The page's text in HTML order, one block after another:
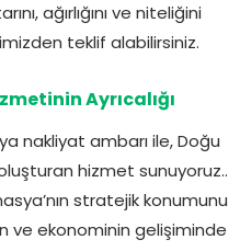
ağırlığını ve niteliğini
teklif alabilirsiniz.
Ayrıcalığı
nakliyat ambarı ile, Doğu
hizmet sunuyoruz..
stratejik konumunu
ve ekonominin gelişiminde